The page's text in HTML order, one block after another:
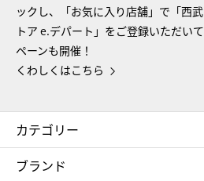
ックし、「お気に入り店舗」で「西
トア e.デパート」をご登録いただい
ペーンも開催！
くわしくはこちら
カテゴリー
コスメ＆ビューティー
ブランド